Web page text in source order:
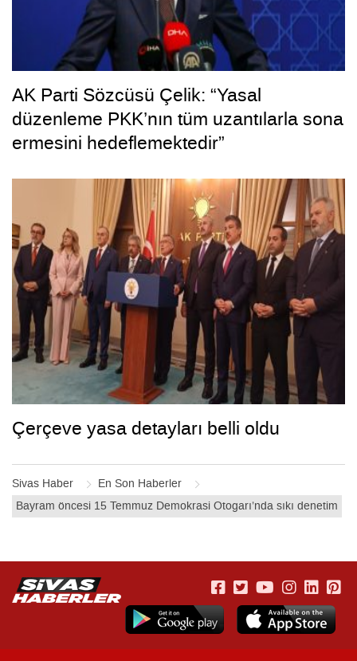
Sivas Haber
En Son Haberler
Bayram öncesi 15 Temmuz Demokrasi Otogarı’nda sıkı denetim
AK Parti Sözcüsü Çelik: “Yasal
düzenleme PKK’nın tüm uzantılarla sona
ermesini hedeflemektedir”
Çerçeve yasa detayları belli oldu